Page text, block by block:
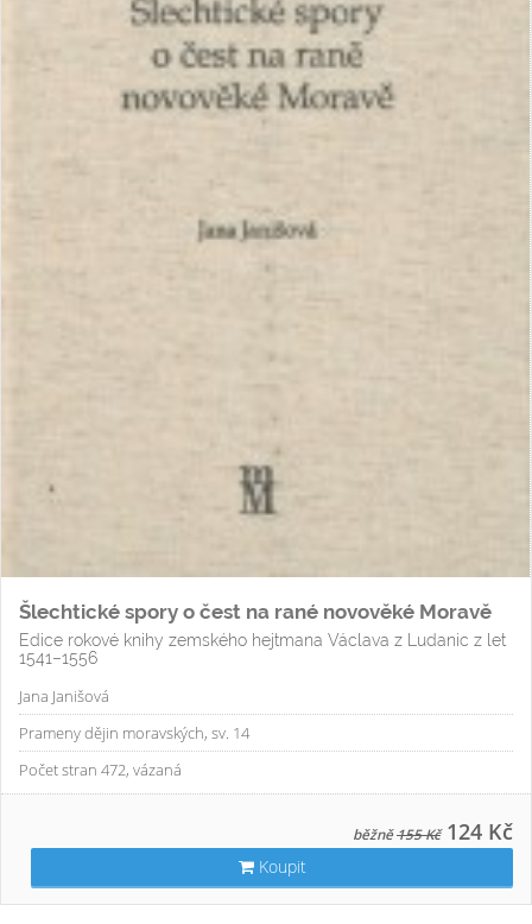
Šlechtické spory o čest na rané novověké Moravě
Edice rokové knihy zemského hejtmana Václava z Ludanic z let
1541–1556
Jana Janišová
Prameny dějin moravských, sv. 14
Počet stran 472, vázaná
běžně155 Kč 124 Kč
Koupit